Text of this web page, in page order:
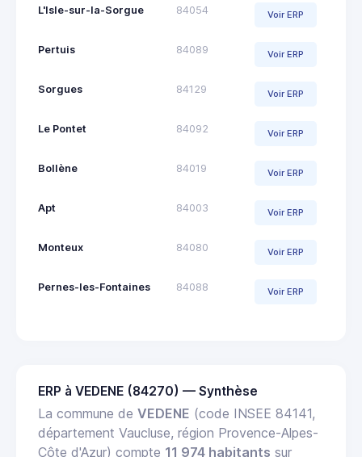
L'Isle-sur-la-Sorgue 84054 Voir ERP
Pertuis 84089 Voir ERP
Sorgues 84129 Voir ERP
Le Pontet 84092 Voir ERP
Bollène 84019 Voir ERP
Apt 84003 Voir ERP
Monteux 84080 Voir ERP
Pernes-les-Fontaines 84088 Voir ERP
ERP à VEDENE (84270) — Synthèse
La commune de VEDENE (code INSEE 84141,
département Vaucluse, région Provence-Alpes-
Côte d'Azur) compte 11 974 habitants sur